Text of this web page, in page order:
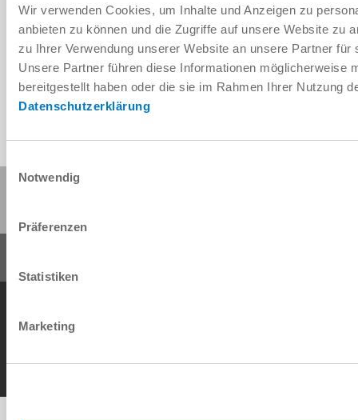
Wir verwenden Cookies, um Inhalte und Anzeigen zu
anbieten zu können und die Zugriffe auf unsere Website zu
zu Ihrer Verwendung unserer Website an unsere Partner
Unsere Partner führen diese Informationen möglicherweise
bereitgestellt haben oder die sie im Rahmen Ihrer Nutzung
Datenschutzerklärung
Notwendig
Präferenzen
Statistiken
Marketing
Télécharger les données de CAO
Télécharger